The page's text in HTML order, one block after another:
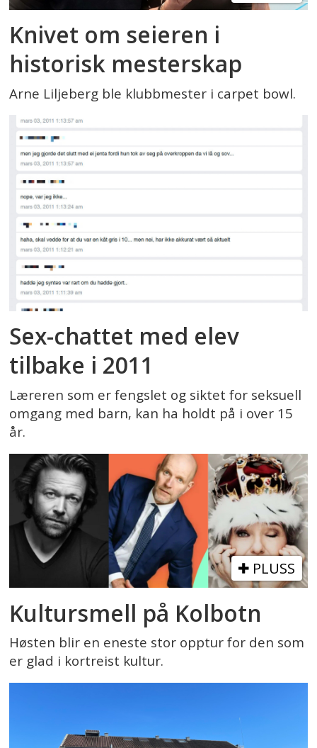
Knivet om seieren i
historisk mesterskap
Arne Liljeberg ble klubbmester i carpet bowl.
Sex-chattet med elev
tilbake i 2011
Læreren som er fengslet og siktet for seksuell
omgang med barn, kan ha holdt på i over 15
år.
PLUSS
Kultursmell på Kolbotn
Høsten blir en eneste stor opptur for den som
er glad i kortreist kultur.